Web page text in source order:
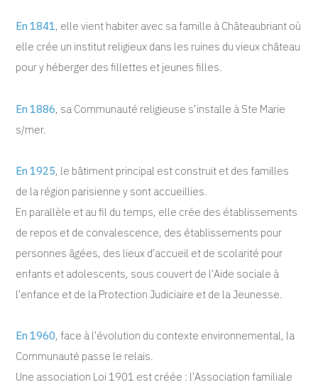
En 1841, elle vient habiter avec sa famille à Châteaubriant où
elle crée un institut religieux dans les ruines du vieux château
pour y héberger des fillettes et jeunes filles.
En 1886 , sa Communauté religieuse s’installe à Ste Marie
s/mer.
En 1925, le bâtiment principal est construit et des familles
de la région parisienne y sont accueillies.
En parallèle et au fil du temps, elle crée des établissements
de repos et de convalescence, des établissements pour
personnes âgées, des lieux d’accueil et de scolarité pour
enfants et adolescents, sous couvert de l’Aide sociale à
l’enfance et de la Protection Judiciaire et de la Jeunesse.
En 1960, face à l’évolution du contexte environnemental, la
Communauté passe le relais.
Une association Loi 1901 est créée : l’Association familiale